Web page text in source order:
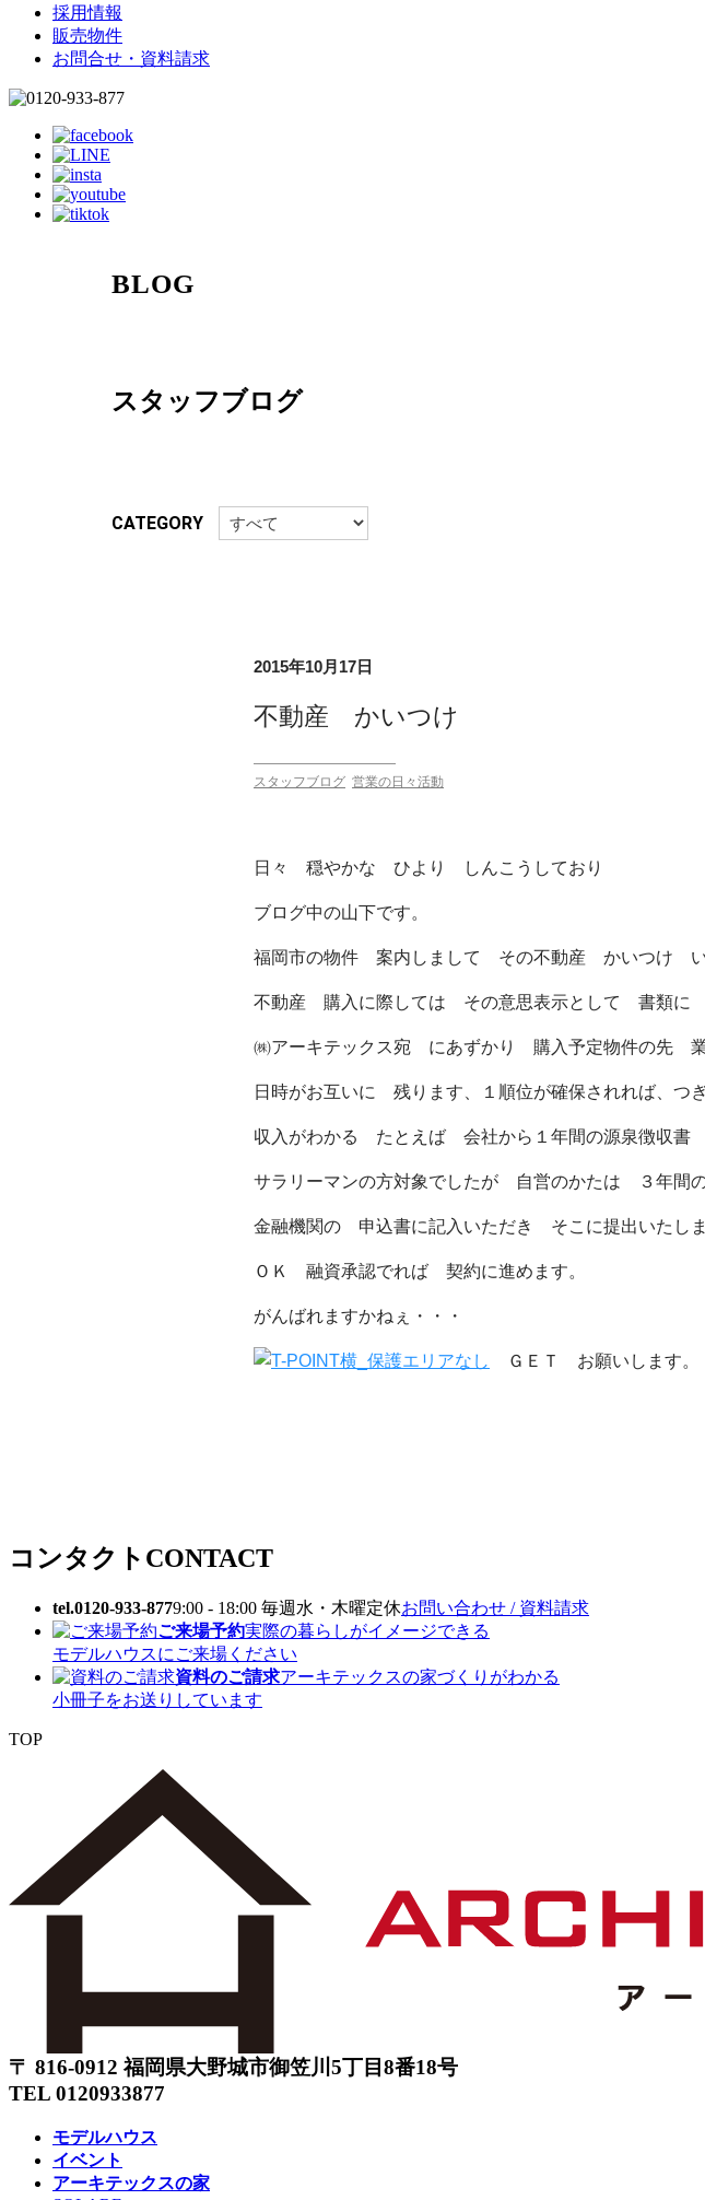
採用情報
販売物件
お問合せ・資料請求
BLOG
スタッフブログ
CATEGORY
2015年10月17日
不動産 かいつけ
スタッフブログ 営業の日々活動
日々 穏やかな ひより しんこうしており
ブログ中の山下です。
福岡市の物件 案内しまして その不動産 かいつけ い
不動産 購入に際しては その意思表示として 書類に
㈱アーキテックス宛 にあずかり 購入予定物件の先
日時がお互いに 残ります、１順位が確保されれば、
収入がわかる たとえば 会社から１年間の源泉徴収
サラリーマンの方対象でしたが 自営のかたは ３年間
金融機関の 申込書に記入いただき そこに提出いたしま
ＯＫ 融資承認でれば 契約に進めます。
がんばれますかねぇ・・・
ＧＥＴ お願いします。
コンタクト CONTACT
tel.0120-933-8779:00 - 18:00 毎週水・木曜定休お問い合わせ / 資料請求
ご来場予約実際の暮らしがイメージできる
モデルハウスにご来場ください
資料のご請求アーキテックスの家づくりがわかる
小冊子をお送りしています
TOP
〒 816-0912 福岡県大野城市御笠川5丁目8番18号
TEL 0120933877
モデルハウス
イベント
アーキテックスの家